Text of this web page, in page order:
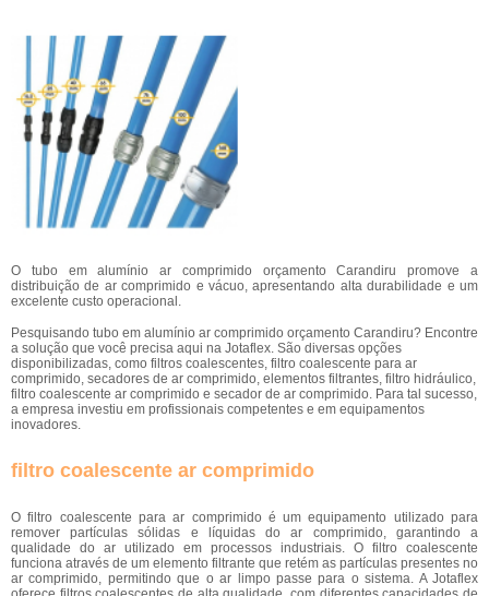
O tubo em alumínio ar comprimido orçamento Carandiru promove a
distribuição de ar comprimido e vácuo, apresentando alta durabilidade e um
excelente custo operacional.
Pesquisando tubo em alumínio ar comprimido orçamento Carandiru? Encontre
a solução que você precisa aqui na Jotaflex. São diversas opções
disponibilizadas, como filtros coalescentes, filtro coalescente para ar
comprimido, secadores de ar comprimido, elementos filtrantes, filtro hidráulico,
filtro coalescente ar comprimido e secador de ar comprimido. Para tal sucesso,
a empresa investiu em profissionais competentes e em equipamentos
inovadores.
filtro coalescente ar comprimido
O filtro coalescente para ar comprimido é um equipamento utilizado para
remover partículas sólidas e líquidas do ar comprimido, garantindo a
qualidade do ar utilizado em processos industriais. O filtro coalescente
funciona através de um elemento filtrante que retém as partículas presentes no
ar comprimido, permitindo que o ar limpo passe para o sistema. A Jotaflex